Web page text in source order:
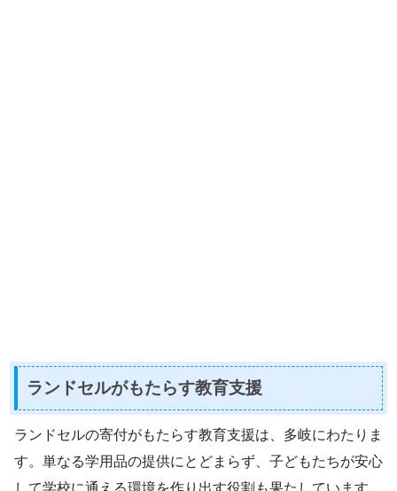
ランドセルがもたらす教育支援
ランドセルの寄付がもたらす教育支援は、多岐にわたりま
す。単なる学用品の提供にとどまらず、子どもたちが安心
して学校に通える環境を作り出す役割も果たしています。